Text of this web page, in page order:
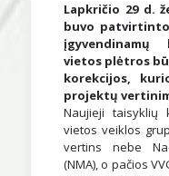
Lapkričio 29 d.
buvo
įgyvendinamų
vietos plėtros
korekcijos,
projektų
Naujieji taisyklių
vietos veiklos
vertins nebe
(NMA), o pačios